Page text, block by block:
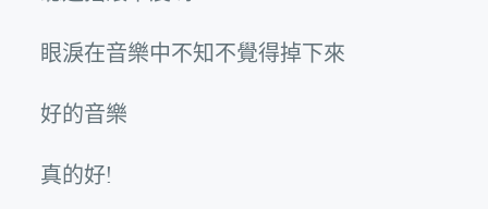
眼淚在音樂中不知不覺得掉下來
好的音樂
真的好!